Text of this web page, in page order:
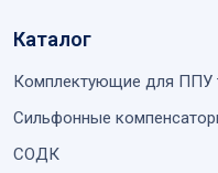
Каталог
Комплектующие для ППУ
Сильфонные
СОДК